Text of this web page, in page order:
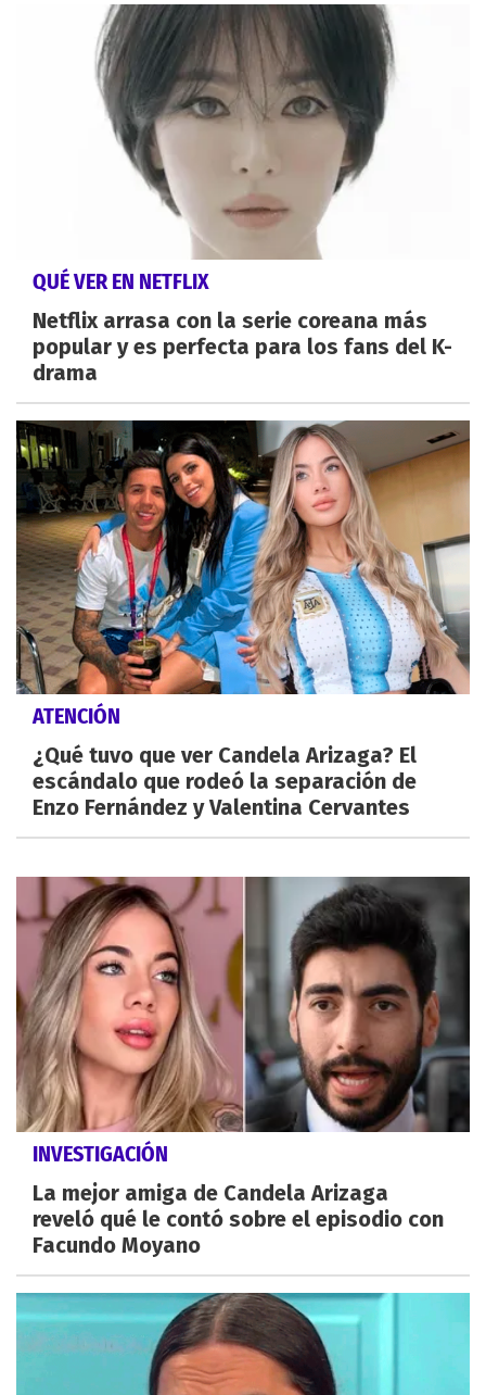
QUÉ VER EN NETFLIX
Netflix arrasa con la serie coreana más
popular y es perfecta para los fans del K-
drama
ATENCIÓN
¿Qué tuvo que ver Candela Arizaga? El
escándalo que rodeó la separación de
Enzo Fernández y Valentina Cervantes
INVESTIGACIÓN
La mejor amiga de Candela Arizaga
reveló qué le contó sobre el episodio con
Facundo Moyano